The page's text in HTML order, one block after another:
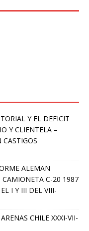
Y EL DEFICIT
Y CLIENTELA –
ALEMAN
C-20 1987
I Y III DEL VIII-
CHILE XXXI-VII-